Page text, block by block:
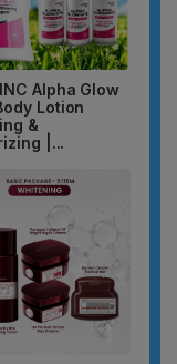
Alpha Glow
Lotion
&
|...